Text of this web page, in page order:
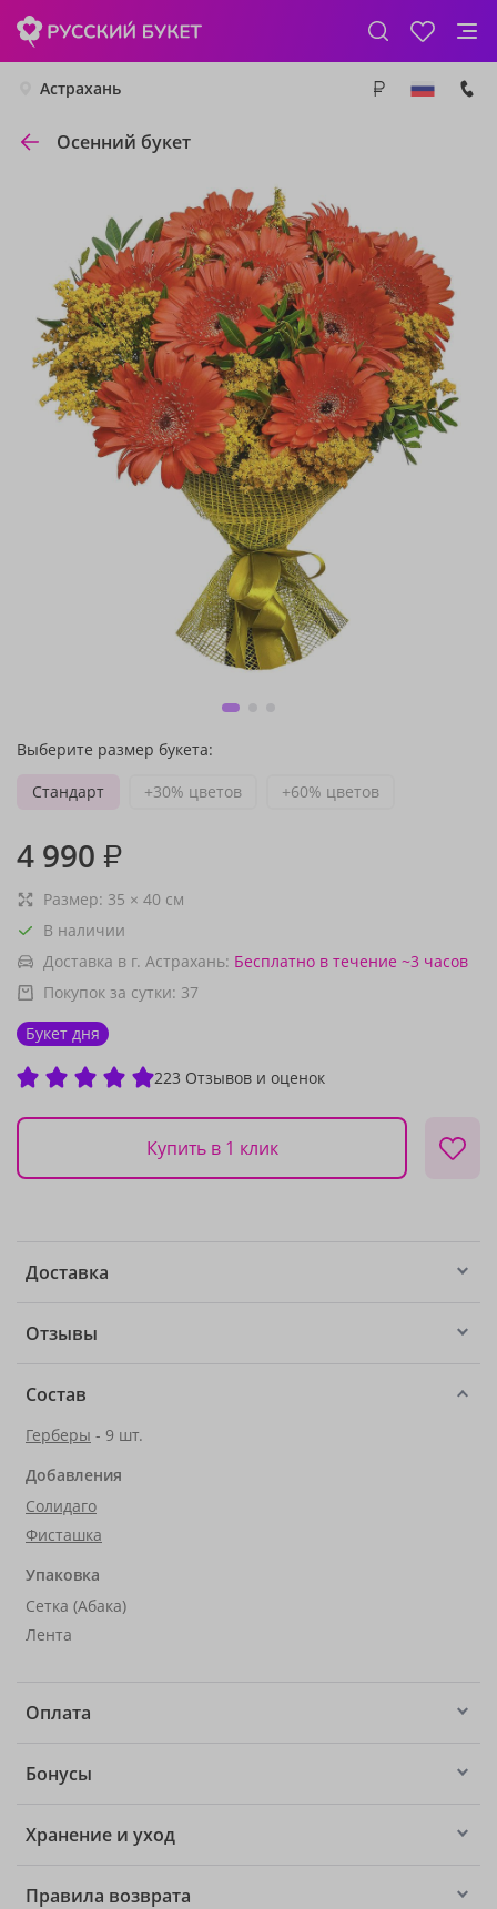
Астрахань
Осенний букет
Выберите размер букета:
Стандарт
+30% цветов +60% цветов
4 990 ₽
Размер: 35 × 40 см
В наличии
Доставка в г. Астрахань: Бесплатно в течение ~3 часов
Покупок за сутки: 37
Букет дня
223 Отзывов и оценок
Купить в 1 клик
Доставка
Отзывы
Состав
Герберы - 9 шт.
Добавления
Солидаго
Фисташка
Упаковка
Сетка (Абака)
Лента
Оплата
Бонусы
Хранение и уход
Правила возврата